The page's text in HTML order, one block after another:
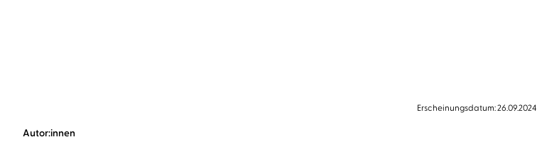
Erscheinungsdatum: 26.09.2024
Autor:innen